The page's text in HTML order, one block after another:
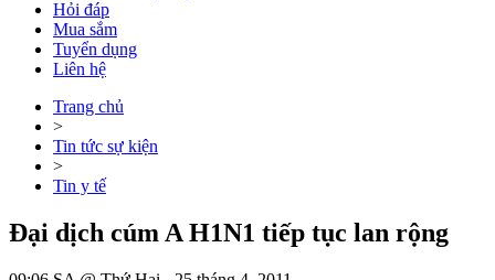
Hỏi đáp
Mua sắm
Tuyển dụng
Liên hệ
Trang chủ
>
Tin tức sự kiện
>
Tin y tế
Đại dịch cúm A H1N1 tiếp tục lan rộng